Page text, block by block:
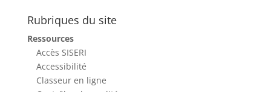
Rubriques du site
Ressources
Accès SISERI
Accessibilité
Classeur en ligne